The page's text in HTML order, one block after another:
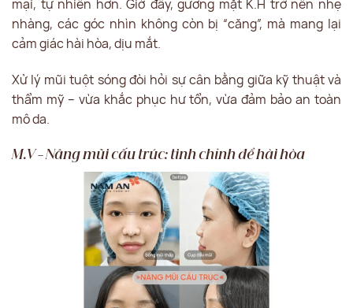
mại, tự nhiên hơn. Giờ đây, gương mặt K.H trở nên nhẹ
nhàng, các góc nhìn không còn bị “căng”, mà mang lại
cảm giác hài hòa, dịu mắt.
Xử lý mũi tuột sóng đòi hỏi sự cân bằng giữa kỹ thuật và
thẩm mỹ – vừa khắc phục hư tổn, vừa đảm bảo an toàn
mô da.
M.V – Nâng mũi cấu trúc: tinh chỉnh để hài hòa